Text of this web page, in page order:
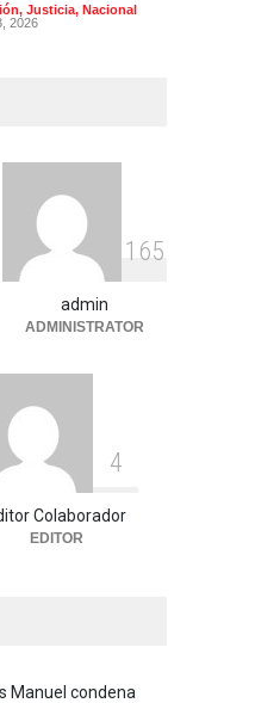
, Justicia, Nacional
2026
1 65
admin
ADMINISTRATOR
4
Colaborador
EDITOR
Manuel condena